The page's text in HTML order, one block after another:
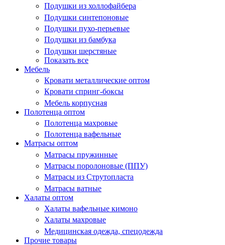
Подушки из холлофайбера
Подушки синтепоновые
Подушки пухо-перьевые
Подушки из бамбука
Подушки шерстяные
Показать все
Мебель
Кровати металлические оптом
Кровати спринг-боксы
Мебель корпусная
Полотенца оптом
Полотенца махровые
Полотенца вафельные
Матрасы оптом
Матрасы пружинные
Матрасы поролоновые (ППУ)
Матрасы из Струтопласта
Матрасы ватные
Халаты оптом
Халаты вафельные кимоно
Халаты махровые
Медицинская одежда, спецодежда
Прочие товары